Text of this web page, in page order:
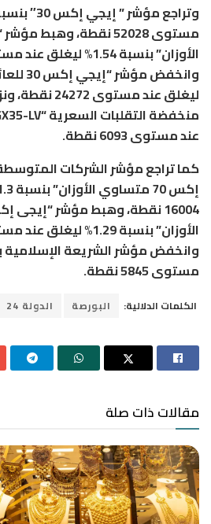
ليغلق عند
عند مستوى 6093 نقطة.
كما تراجع مؤشر الشركات
مستوى 5845 نقطة.
الكلمات الدلالية: البورصة الدولة 24
مقالات ذات صلة